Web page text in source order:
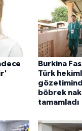
Burkina
Türk
böbrek
tamamladı